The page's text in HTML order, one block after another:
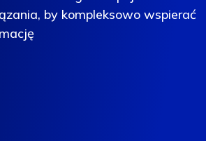
by kompleksowo wspierać
by kompleksowo wspierać
by kompleksowo wspierać